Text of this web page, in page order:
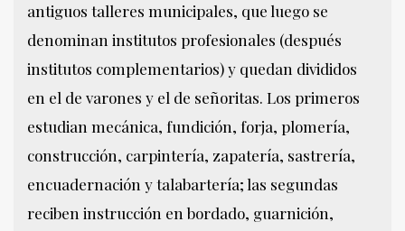
antiguos talleres municipales, que luego se
denominan institutos profesionales (después
institutos complementarios) y quedan divididos
en el de varones y el de señoritas. Los primeros
estudian mecánica, fundición, forja, plomería,
construcción, carpintería, zapatería, sastrería,
encuadernación y talabartería; las segundas
reciben instrucción en bordado, guarnición,